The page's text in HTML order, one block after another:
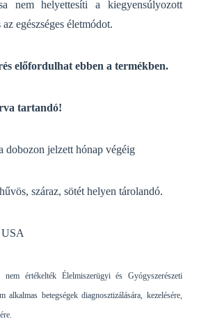
nem helyettesíti a kiegyensúlyozott
egészséges életmódot.
előfordulhat ebben a termékben.
tartandó!
dobozon jelzett hónap végéig
száraz, sötét helyen tárolandó.
nem értékelték Élelmiszerügyi és Gyógyszerészeti
betegségek diagnosztizálására, kezelésére,